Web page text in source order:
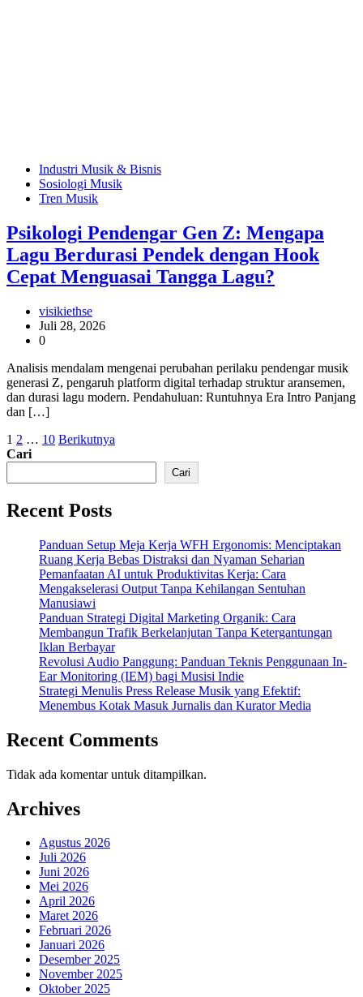
Industri Musik & Bisnis
Sosiologi Musik
Tren Musik
Psikologi Pendengar Gen Z: Mengapa
Lagu Berdurasi Pendek dengan Hook
Cepat Menguasai Tangga Lagu?
visikiethse
Juli 28, 2026
0
Analisis mendalam mengenai perubahan perilaku pendengar musik
generasi Z, pengaruh platform digital terhadap struktur aransemen,
dan durasi lagu modern. Pendahuluan: Runtuhnya Era Intro Panjang
dan […]
Paginasi
pos
1 2 … 10 Berikutnya
Cari
Cari
Recent Posts
Panduan Setup Meja Kerja WFH Ergonomis: Menciptakan
Ruang Kerja Bebas Distraksi dan Nyaman Seharian
Pemanfaatan AI untuk Produktivitas Kerja: Cara
Mengakselerasi Output Tanpa Kehilangan Sentuhan
Manusiawi
Panduan Strategi Digital Marketing Organik: Cara
Membangun Trafik Berkelanjutan Tanpa Ketergantungan
Iklan Berbayar
Revolusi Audio Panggung: Panduan Teknis Penggunaan In-
Ear Monitoring (IEM) bagi Musisi Indie
Strategi Menulis Press Release Musik yang Efektif:
Menembus Kotak Masuk Jurnalis dan Kurator Media
Recent Comments
Tidak ada komentar untuk ditampilkan.
Archives
Agustus 2026
Juli 2026
Juni 2026
Mei 2026
April 2026
Maret 2026
Februari 2026
Januari 2026
Desember 2025
November 2025
Oktober 2025